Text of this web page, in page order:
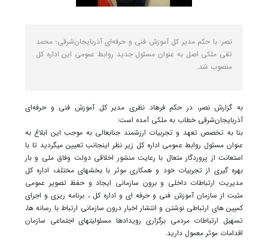
نصر: با حکم مدیر کل آموزش فنی و حرفه‌ای آذربایجان‌شرقی؛ محمد
تقی ملکی اصل به عنوان مسئول جدید روابط عمومی این اداره کل
منصوب شد.
به گزارش نصر، در حکم فرهاد نظری مدیر کل آموزش فنی و حرفه‌ای
آذربایجان‌شرقی خطاب به ملکی آمده است:
بنا به تخصص تعهد و تجربیات ارزشمند جنابعالی به موجب این ابلاغ به
عنوان مسئول روابط عمومی اداره کل زیر نظر اینجانب تعیین میگردید تا با
استعانت از پروردگار متعال با رعایت منشور اخلاقی دولت وفاق ملی و بار
بهره گیری از تجربیات خود و همکاری موثر با بخشهای مختلف اداره کل
مدیریت ارتباطات داخلی و برون سازمانی ایجاد و حفظ تصویر عمومی
مثبت از سازمان آموزش فنی و حرفه ای و اداره کل ، برنامه ریزی و اجرای
کمپین های ارتباطی نوشتن و انتشار اخبار درون سازمانی ارتباط با رسانه ها،
تسهیل ارتباطات مردمی برگزاری رویدادها مسئولیتهای اجتماعی سازمان
اقدامات موثر معمول دارید.